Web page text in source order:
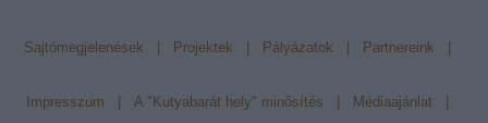
Sajtómegjelenések Projektek Pályázatok Partnereink
Impresszum A "Kutyabarát hely" minősítés Médiaajánlat